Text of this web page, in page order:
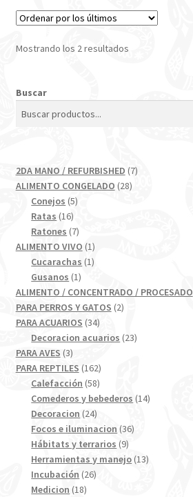
Mostrando los 2 resultados
Buscar
2DA MANO / REFURBISHED 77
ALIMENTO CONGELADO 2828
Conejos 55
Ratas 1616
productos
Ratones 77
productos
ALIMENTO VIVO 11
producto
Cucarachas 11
Gusanos 11
producto
ALIMENTO / CONCENTRADO / PROCESADO
PARA PERROS Y GATOS 22
PARA ACUARIOS 3434
productos
Decoracion acuarios 2323
PARA AVES 33
productos
PARA REPTILES 162162
productos
Calefacción 5858
productos
Comederos y bebederos 1414
Decoracion 2424
productos
Focos e iluminacion 3636
Hábitats y terrarios 99
productos
Herramientas y manejo 1313
Incubación 2626
Medicion 1818